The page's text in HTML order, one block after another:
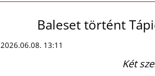
Baleset történt
2026.06.08. 13:11
Két